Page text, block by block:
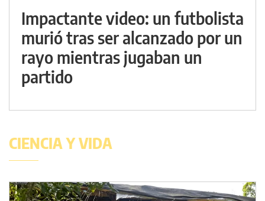
Impactante video: un futbolista
murió tras ser alcanzado por un
rayo mientras jugaban un
partido
CIENCIA Y VIDA